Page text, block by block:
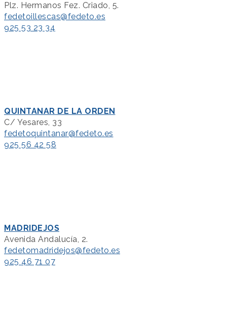
Plz. Hermanos Fez. Criado, 5.
fedetoillescas@fedeto.es
925 53 23 34
QUINTANAR DE LA ORDEN
C/ Yesares, 33
fedetoquintanar@fedeto.es
925 56 42 58
MADRIDEJOS
Avenida Andalucía, 2.
fedetomadridejos@fedeto.es
925 46 71 07